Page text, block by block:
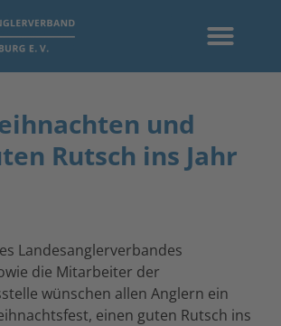
und
Rutsch ins Jahr
Landesanglerverbandes
die Mitarbeiter der
wünschen allen Anglern ein
einen guten Rutsch ins